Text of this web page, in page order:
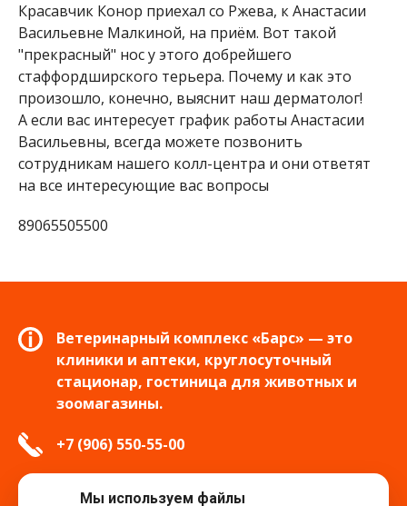
Красавчик Конор приехал со Ржева, к Анастасии
Васильевне Малкиной, на приём. Вот такой
"прекрасный" нос у этого добрейшего
стаффордширского терьера. Почему и как это
произошло, конечно, выяснит наш дерматолог!
А если вас интересует график работы Анастасии
Васильевны, всегда можете позвонить
сотрудникам нашего колл-центра и они ответят
на все интересующие вас вопросы
89065505500
Ветеринарный комплекс «Барс» — это
клиники и аптеки, круглосуточный
стационар, гостиница для животных и
зоомагазины.
+7 (906) 550-55-00
info.tver@bars-vet.ru
Мы используем файлы